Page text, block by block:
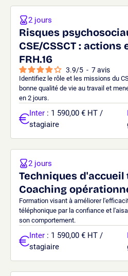
Risques
CSE/CSSCT :
FRH.16
3.9/5 - 7avis
Identifiez le rôle et les missions du
bonne qualité de vie au travail et
en 2 jours.
2 jours
Inter : 1 590,00 € HT /
stagiaire
Techniques
Coaching
Formation visant à améliorer
téléphonique par la confiance et
son comportement.
2 jours
Inter : 1 590,00 € HT /
stagiaire